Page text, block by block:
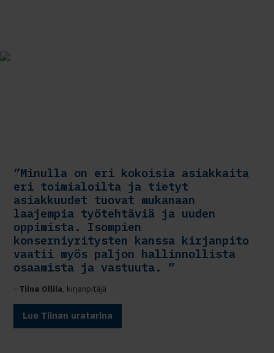
”Minulla on eri kokoisia asiakkaita
eri toimialoilta ja tietyt
asiakkuudet tuovat mukanaan
laajempia työtehtäviä ja uuden
oppimista. Isompien
konserniyritysten kanssa kirjanpito
vaatii myös paljon hallinnollista
osaamista ja vastuuta. ”
–Tiina Ollila, kirjanpitäjä
Lue Tiinan uratarina